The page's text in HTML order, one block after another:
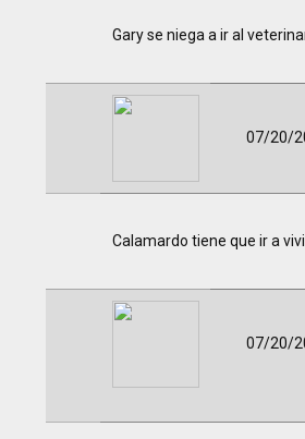
Gary se niega a ir al
07/20/
Calamardo tiene que ir a
07/20/